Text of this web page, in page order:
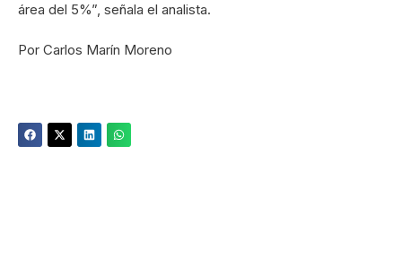
área del 5%”, señala el analista.
Por Carlos Marín Moreno